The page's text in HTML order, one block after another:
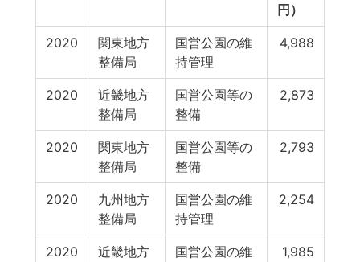
円）
2020
関東地方
整備局
国営公園の維
持管理
4,988
2020
近畿地方
整備局
国営公園等の
整備
2,873
2020
関東地方
整備局
国営公園等の
整備
2,793
2020
九州地方
整備局
国営公園の維
持管理
2,254
2020
近畿地方
国営公園の維
1,985